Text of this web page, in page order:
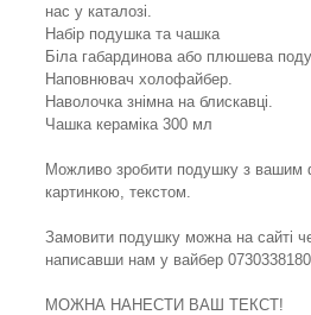
нас у каталозі.
Набір подушка та чашка
Біла габардинова або плюшева
Наповнювач холофайбер.
Наволочка знімна на блискавці.
Чашка кераміка 300 мл
Можливо зробити подушку з вашим
картинкою, текстом.
Замовити подушку можна на сайті
написавши нам у вайбер 0730338180
МОЖНА НАНЕСТИ ВАШ ТЕКСТ!